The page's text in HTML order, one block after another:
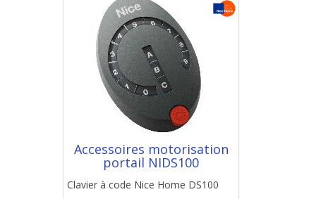
Accessoires motorisation
portail NIDS100
Clavier à code Nice Home DS100